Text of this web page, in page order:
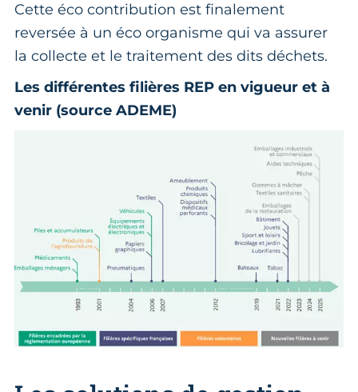
Cette éco contribution est finalement
reversée à un éco organisme qui va assurer
la collecte et le traitement des dits déchets.
Les différentes filières REP en vigueur et à
venir (source ADEME)